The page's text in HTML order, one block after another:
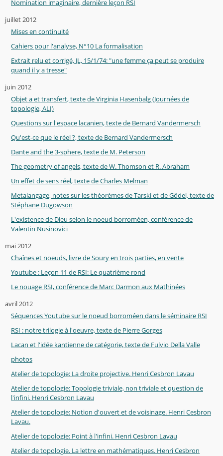
Nomination imaginaire, dernière leçon RSI
juillet 2012
Mises en continuité
Cahiers pour l'analyse, N°10 La formalisation
Extrait relu et corrigé, JL, 15/1/74: "une femme ça peut se produire
quand il y a tresse"
juin 2012
Objet a et transfert, texte de Virginia Hasenbalg (Journées de
topologie, ALI)
Questions sur l'espace lacanien, texte de Bernard Vandermersch
Qu'est-ce que le réel ?, texte de Bernard Vandermersch
Dante and the 3-sphere, texte de M. Peterson
The geometry of angels, texte de W. Thomson et R. Abraham
Un effet de sens réel, texte de Charles Melman
Metalangage, notes sur les théorèmes de Tarski et de Gödel, texte de
Stéphane Dugowson
L'existence de Dieu selon le noeud borroméen, conférence de
Valentin Nusinovici
mai 2012
Chaînes et noeuds, livre de Soury en trois parties, en vente
Youtube : Leçon 11 de RSI: Le quatrième rond
Le nouage RSI, conférence de Marc Darmon aux Mathinées
avril 2012
Séquences Youtube sur le noeud borroméen dans le séminaire RSI
RSI : notre trilogie à l'oeuvre, texte de Pierre Gorges
Lacan et l'idée kantienne de catégorie, texte de Fulvio Della Valle
photos
Atelier de topologie: La droite projective. Henri Cesbron Lavau
Atelier de topologie: Topologie triviale, non triviale et question de
l'infini. Henri Cesbron Lavau
Atelier de topologie: Notion d'ouvert et de voisinage. Henri Cesbron
Lavau.
Atelier de topologie: Point à l'infini. Henri Cesbron Lavau
Atelier de topologie. La lettre en mathématiques. Henri Cesbron